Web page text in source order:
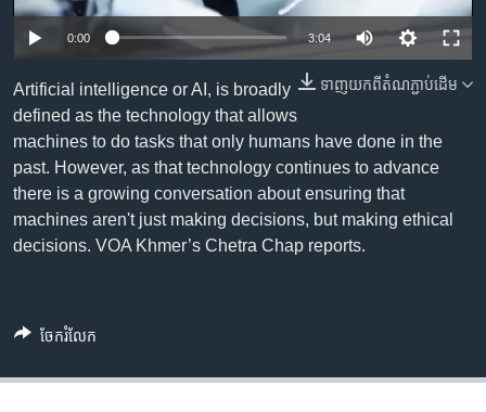
រចនា
សម្ព័ន្ធ​
និង​
ចូល​
ទៅ​
កាន់​
ទំព័រ​
ស្វែង​
រក
Khmer English
0:00 3:04
ទាញ​យក​ពី​តំណភ្ជាប់​ដើម
Artificial intelligence or AI, is broadly
defined as the technology that allows
machines to do tasks that only humans have done in the
past. However, as that technology continues to advance
there is a growing conversation about ensuring that
machines aren't just making decisions, but making ethical
decisions. VOA Khmer’s Chetra Chap reports.
ចែករំលែក